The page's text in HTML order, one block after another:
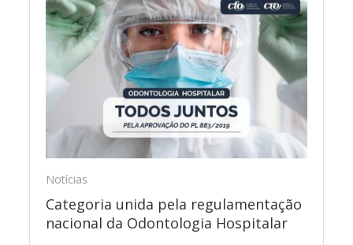
Notícias
Categoria unida pela regulamentação
nacional da Odontologia Hospitalar